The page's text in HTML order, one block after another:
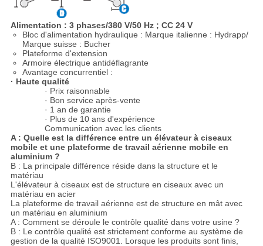
Alimentation : 3 phases/380 V/50 Hz ; CC 24 V
Bloc d'alimentation hydraulique : Marque italienne : Hydrapp/
Marque suisse : Bucher
Plateforme d'extension
Armoire électrique antidéflagrante
Avantage concurrentiel :
· Haute qualité
· Prix raisonnable
· Bon service après-vente
· 1 an de garantie
· Plus de 10 ans d'expérience
Communication avec les clients
A : Quelle est la différence entre un élévateur à ciseaux
mobile et une plateforme de travail aérienne mobile en
aluminium ?
B : La principale différence réside dans la structure et le
matériau
L'élévateur à ciseaux est de structure en ciseaux avec un
matériau en acier
La plateforme de travail aérienne est de structure en mât avec
un matériau en aluminium
A : Comment se déroule le contrôle qualité dans votre usine ?
B : Le contrôle qualité est strictement conforme au système de
gestion de la qualité ISO9001. Lorsque les produits sont finis,